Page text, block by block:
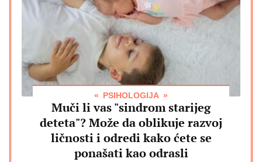
PSIHOLOGIJA
Muči li vas "sindrom starijeg
deteta"? Može da oblikuje razvoj
ličnosti i odredi kako ćete se
ponašati kao odrasli